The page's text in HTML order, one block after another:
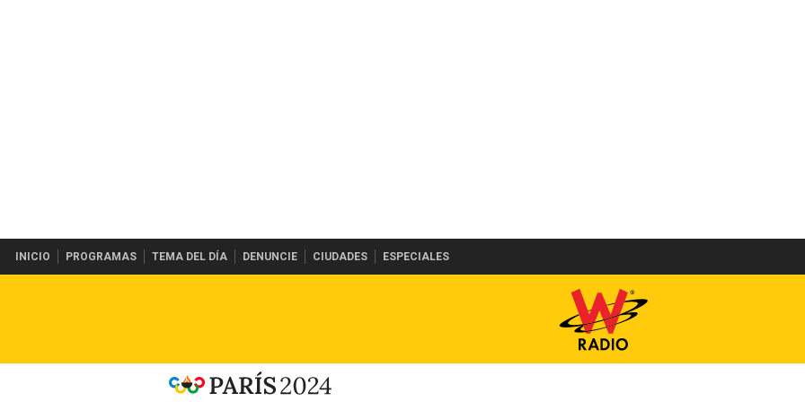
INICIO PROGRAMAS TEMA DEL DÍA DENUNCIE CIUDADES ESPECIALES